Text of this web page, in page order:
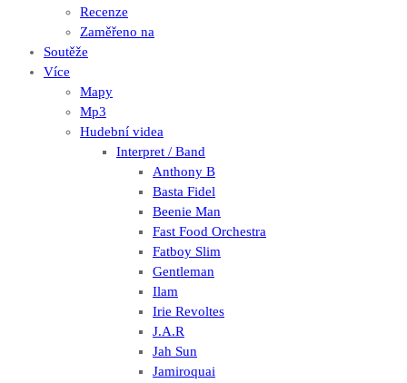
Recenze
Zaměřeno na
Soutěže
Více
Mapy
Mp3
Hudební videa
Interpret / Band
Anthony B
Basta Fidel
Beenie Man
Fast Food Orchestra
Fatboy Slim
Gentleman
Ilam
Irie Revoltes
J.A.R
Jah Sun
Jamiroquai